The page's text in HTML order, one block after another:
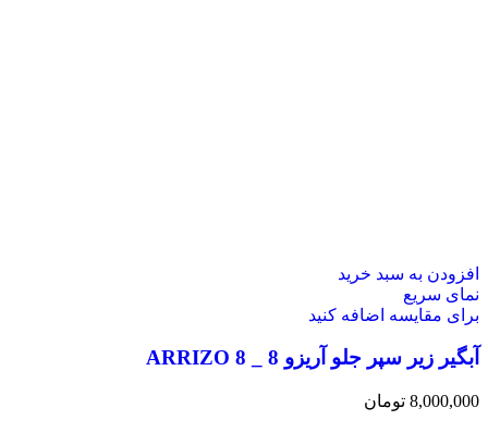
افزودن به سبد خرید
نمای سریع
برای مقایسه اضافه کنید
آبگیر زیر سپر جلو آریزو 8 _ ARRIZO 8
8,000,000 تومان